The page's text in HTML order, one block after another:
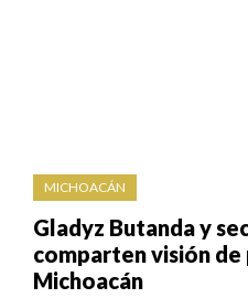
MICHOACÁN
Gladyz Butanda y
comparten visión
Michoacán